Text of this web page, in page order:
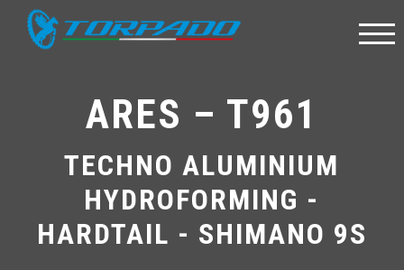
ARES – T961
TECHNO ALUMINIUM
HYDROFORMING -
HARDTAIL - SHIMANO 9S